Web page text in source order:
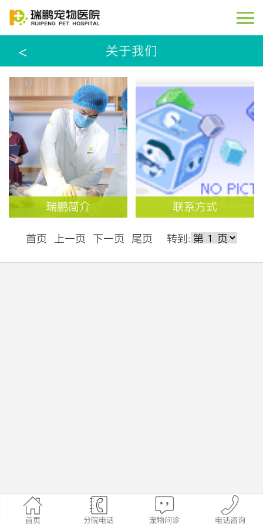
专家教授
全国分院
技术前沿
养宠课堂
康复案例
联系方式
< 关于我们
瑞鹏简介 联系方式
首页 上一页 下一页 尾页 转到:
首页 分院电话 宠物问诊 电话咨询